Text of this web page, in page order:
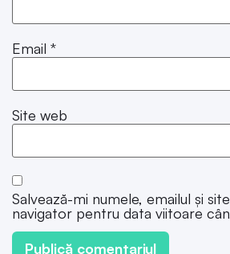
Email *
Site web
Salvează-mi numele, emailul și
navigator pentru data viitoare